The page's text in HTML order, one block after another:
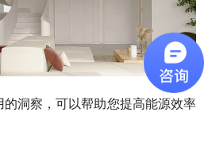
洞察，可以帮助您提高能源效率